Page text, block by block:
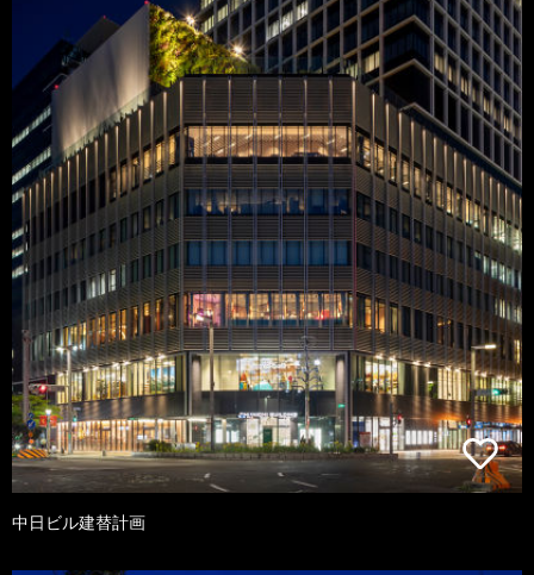
中日ビル建替計画